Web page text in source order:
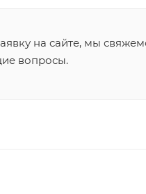
на сайте, мы
вопросы.